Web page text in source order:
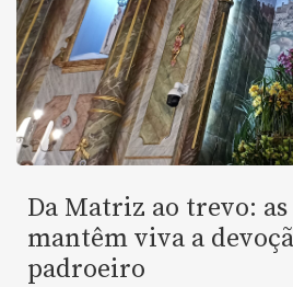
Da Matriz ao trevo:
mantêm viva a
padroeiro